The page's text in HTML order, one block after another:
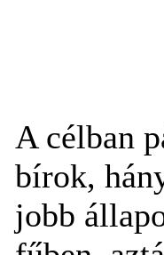
A célban
bírok,
jobb